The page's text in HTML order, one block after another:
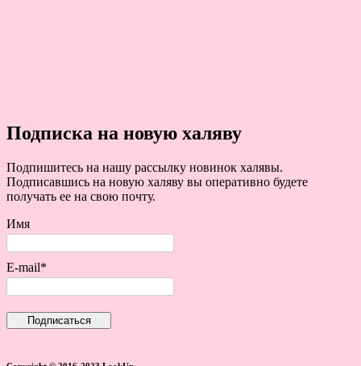
Подписка на новую халяву
Подпишитесь на нашу рассылку новинок халявы.
Подписавшись на новую халяву вы оперативно будете
получать ее на свою почту.
Имя
E-mail*